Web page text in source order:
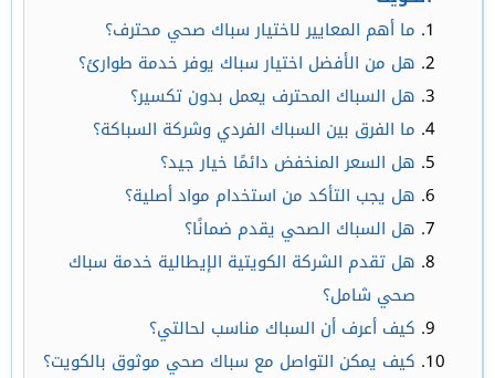
ما أهم المعايير لاختيار سباك صحي محترف؟
هل من الأفضل اختيار سباك يوفر خدمة طوارئ؟
هل السباك المحترف يعمل بدون تكسير؟
ما الفرق بين السباك الفردي وشركة السباكة؟
هل السعر المنخفض دائمًا خيار جيد؟
هل يجب التأكد من استخدام مواد أصلية؟
هل السباك الصحي يقدم ضمانًا؟
هل تقدم الشركة الكويتية الإيطالية خدمة سباك
صحي شامل؟
كيف أعرف أن السباك مناسب لحالتي؟
كيف يمكن التواصل مع سباك صحي موثوق بالكويت؟